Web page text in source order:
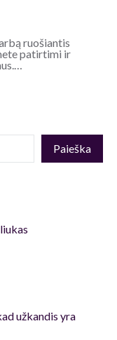
ruošiantis
patirtimi ir
Paieška
užkandis yra